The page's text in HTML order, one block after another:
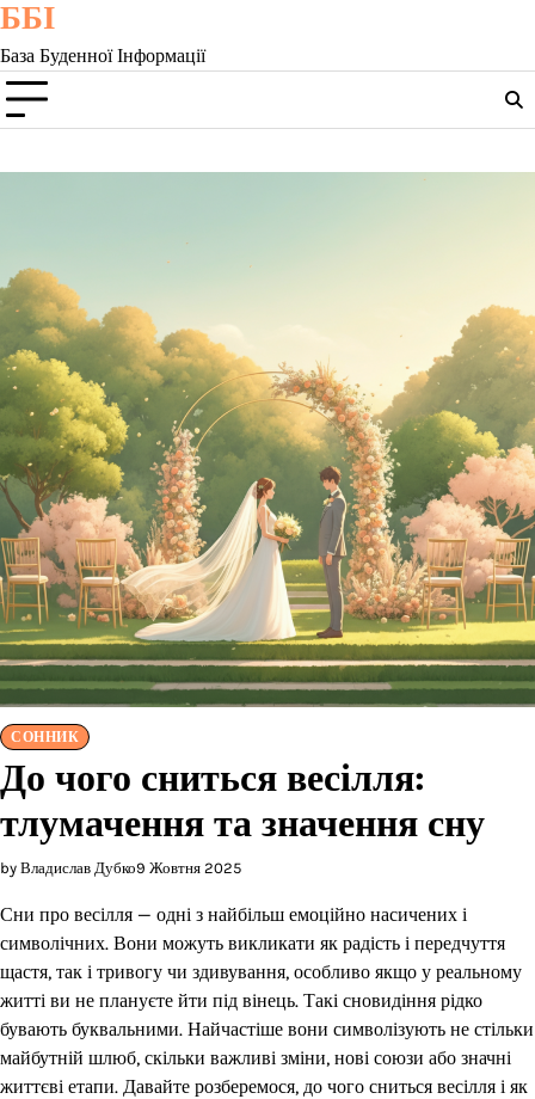
Skip
content
ББІ
База Буденної Інформації
СОННИК
До чого сниться весілля:
тлумачення та значення сну
by Владислав Дубко9 Жовтня 2025
Сни про весілля — одні з найбільш емоційно насичених і
символічних. Вони можуть викликати як радість і передчуття
щастя, так і тривогу чи здивування, особливо якщо у реальному
житті ви не плануєте йти під вінець. Такі сновидіння рідко
бувають буквальними. Найчастіше вони символізують не стільки
майбутній шлюб, скільки важливі зміни, нові союзи або значні
життєві етапи. Давайте розберемося, до чого сниться весілля і як